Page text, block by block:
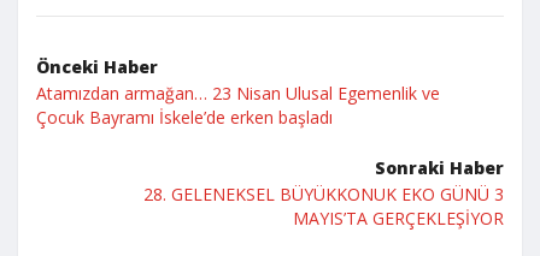
Önceki Haber
Atamızdan armağan… 23 Nisan Ulusal Egemenlik ve
Çocuk Bayramı İskele’de erken başladı
Sonraki Haber
28. GELENEKSEL BÜYÜKKONUK EKO GÜNÜ 3
MAYIS’TA GERÇEKLEŞİYOR